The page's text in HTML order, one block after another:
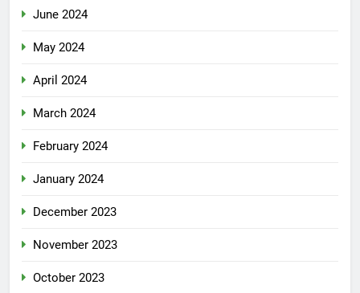
June 2024
May 2024
April 2024
March 2024
February 2024
January 2024
December 2023
November 2023
October 2023